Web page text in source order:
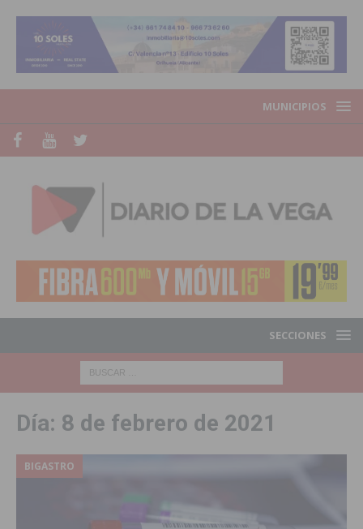
MUNICIPIOS
SECCIONES
Día: 8 de febrero de 2021
BIGASTRO